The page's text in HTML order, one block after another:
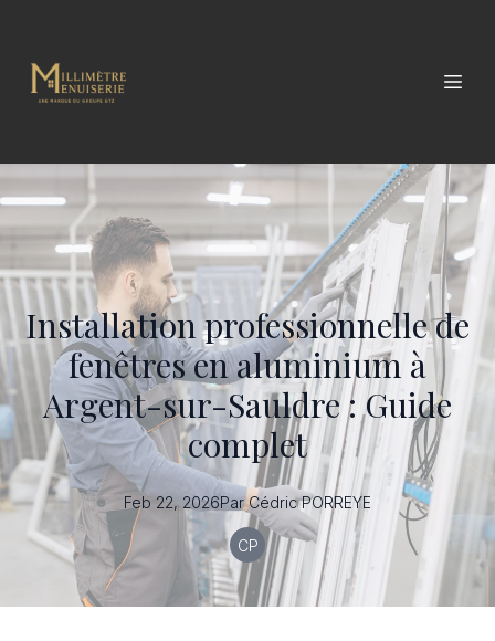
Installation professionnelle de
fenêtres en aluminium à
Argent-sur-Sauldre : Guide
complet
Feb 22, 2026Par Cédric PORREYE
CP